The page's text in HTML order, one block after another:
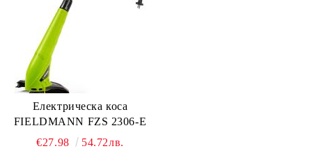
Електрическа коса
FIELDMANN FZS 2306-E
€27.98 54.72лв.